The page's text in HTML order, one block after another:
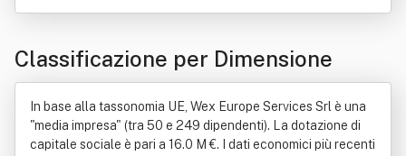
Classificazione per Dimensione
In base alla tassonomia UE, Wex Europe Services Srl è una
"media impresa" (tra 50 e 249 dipendenti). La dotazione di
capitale sociale è pari a 16.0 M €. I dati economici più recenti